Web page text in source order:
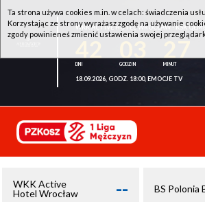
WKK ACTIVE HOTEL WROCŁAW - KSK
18.09.2026, GODZ. 18:00, EMOCJE TV
WKK Active
Hotel Wrocław
-- BS Polonia
Ta strona używa cookies m.in. w celach: świadczenia
Korzystając ze strony wyrażasz zgodę na używanie
zgody powinieneś zmienić ustawienia swojej